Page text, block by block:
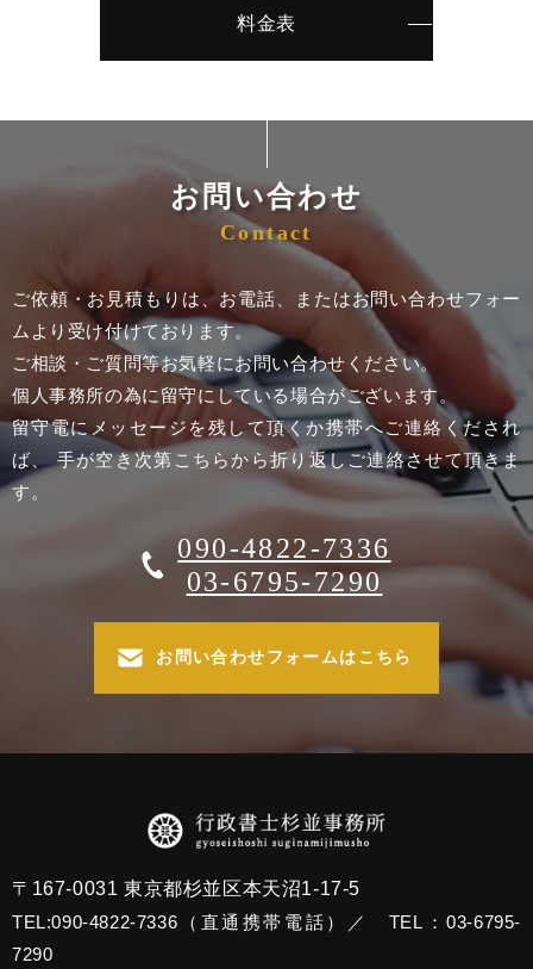
料金表
お問い合わせ
Contact
ご依頼・お見積もりは、お電話、またはお問い合わせフォー
ムより受け付けております。
ご相談・ご質問等お気軽にお問い合わせください。
個人事務所の為に留守にしている場合がございます。
留守電にメッセージを残して頂くか携帯へご連絡くだされ
ば、 手が空き次第こちらから折り返しご連絡させて頂きま
す。
090-4822-7336
03-6795-7290
お問い合わせフォームはこちら
〒167-0031 東京都杉並区本天沼1-17-5
TEL:090-4822-7336（直通携帯電話）／ TEL：03-6795-
7290